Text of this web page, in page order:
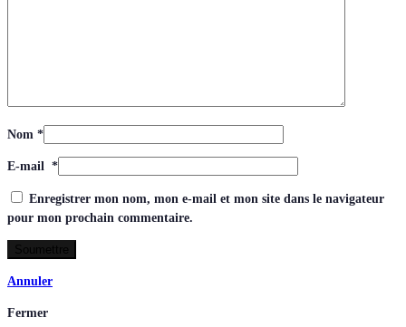
Nom *
E-mail *
Enregistrer mon nom, mon e-mail et mon site dans le navigateur
pour mon prochain commentaire.
Annuler
Fermer